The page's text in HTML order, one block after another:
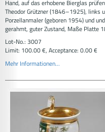
Hand, auf das erhobene Bierglas
Theodor Grützner (1846–1925), links
Porzellanmaler (geboren 1954) und
gerahmt, guter Zustand, Maße Platte
Lot-No.: 3007
Limit: 100.00 €, Acceptance: 0.00 €
Mehr Informationen...